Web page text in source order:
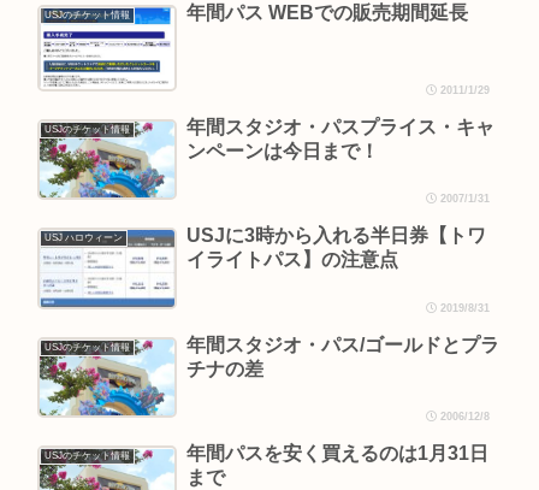
USJのチケット情報 年間パス WEBでの販売期間延長
2011/1/29
USJのチケット情報
年間スタジオ・パスプライス・キャ
ンペーンは今日まで！
2007/1/31
USJ ハロウィーン
USJに3時から入れる半日券【トワ
イライトパス】の注意点
2019/8/31
USJのチケット情報
年間スタジオ・パス/ゴールドとプラ
チナの差
2006/12/8
USJのチケット情報
年間パスを安く買えるのは1月31日
まで